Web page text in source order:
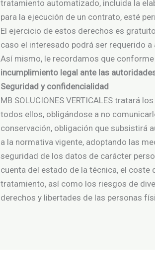
tratamiento automatizado, incluida la
para la ejecución de un contrato, esté
El ejercicio de estos derechos es
caso el interesado podrá ser requerido
Así mismo, le recordamos que
incumplimiento legal ante las
Seguridad y confidencialidad
MB SOLUCIONES VERTICALES tratará
todos ellos, obligándose a no
conservación, obligación que subsistirá
a la normativa vigente, adoptando las
seguridad de los datos de carácter
cuenta del estado de la técnica, el
tratamiento, así como los riesgos de
derechos y libertades de las personas